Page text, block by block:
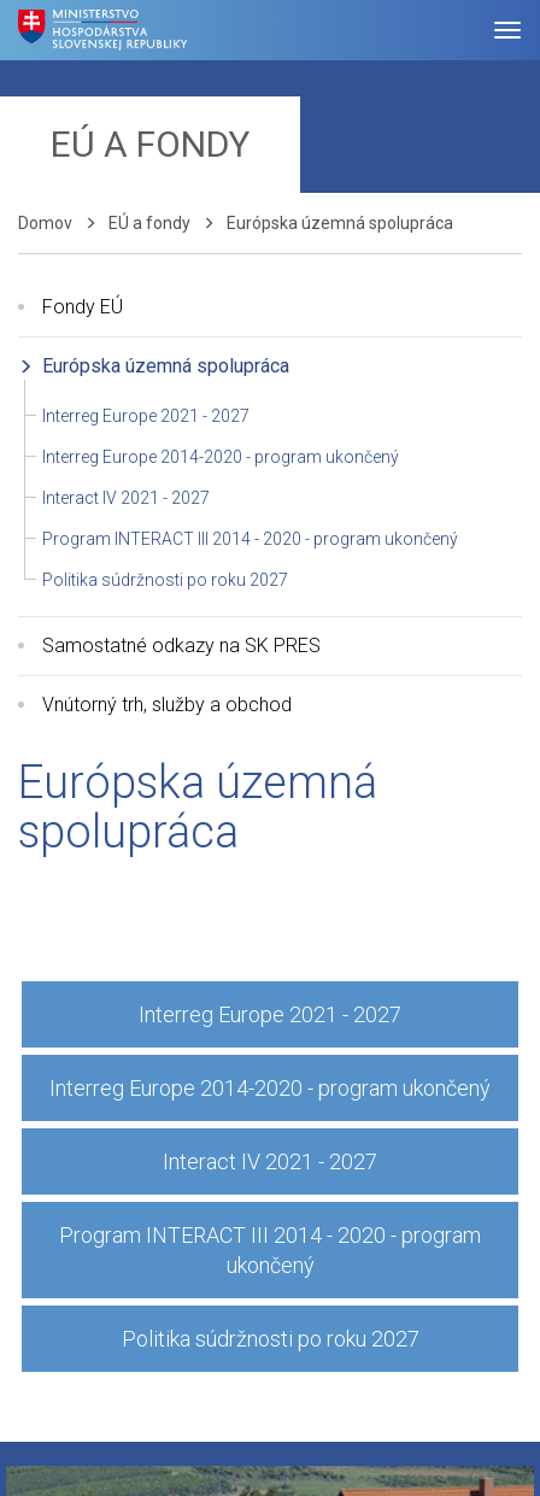
EÚ A FONDY
Domov EÚ a fondy Európska územná spolupráca
Fondy EÚ
Európska územná spolupráca
Interreg Europe 2021 - 2027
Interreg Europe 2014-2020 - program ukončený
Interact IV 2021 - 2027
Program INTERACT III 2014 - 2020 - program ukončený
Politika súdržnosti po roku 2027
Samostatné odkazy na SK PRES
Vnútorný trh, služby a obchod
Európska územná
spolupráca
Interreg Europe 2021 - 2027
Interreg Europe 2014-2020 - program ukončený
Interact IV 2021 - 2027
Program INTERACT III 2014 - 2020 - program
ukončený
Politika súdržnosti po roku 2027